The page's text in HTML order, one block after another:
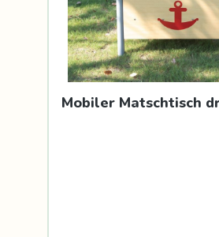
Mobiler Matschtisch